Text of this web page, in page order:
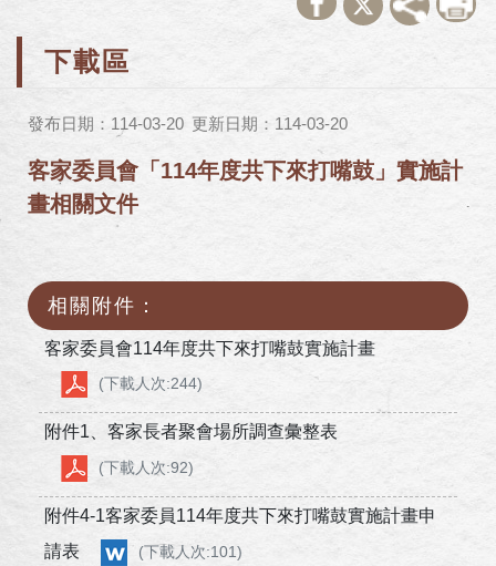
下載區
發布日期：114-03-20 更新日期：114-03-20
客家委員會「114年度共下來打嘴鼓」實施計
畫相關文件
相關附件：
客家委員會114年度共下來打嘴鼓實施計畫
(下載人次:244)
附件1、客家長者聚會場所調查彙整表
(下載人次:92)
附件4-1客家委員114年度共下來打嘴鼓實施計畫申
請表
(下載人次:101)